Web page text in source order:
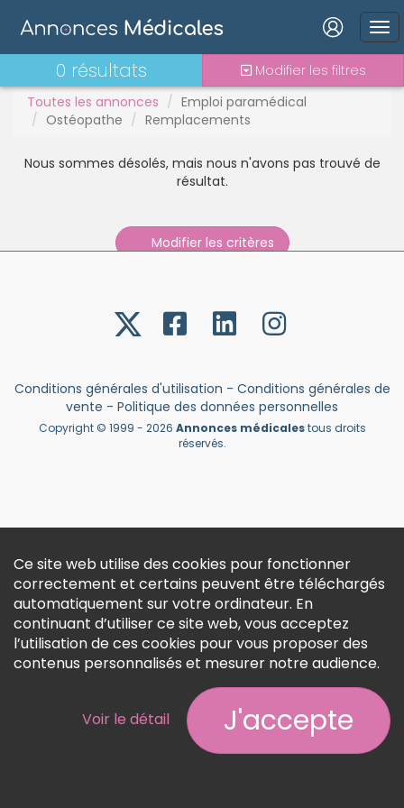
Connexion
Mot de passe oublié ?
Se connecter avec Google
Se connecter avec LinkedIn
Inscrivez-vous en un clic !
Créer un compte
Toutes les annonces
Emploi paramédical
Ostéopathe
Remplacements
0 résultats Modifier les filtres
Statut TNS
Vacations
Nous sommes désolés, mais nous n'avons pas trouvé de
résultat.
Modifier les critères
Conditions générales d'utilisation - Conditions générales de
vente - Politique des données personnelles
Copyright © 1999 - 2026 Annonces médicalestous droits
réservés.
Ce site web utilise des cookies pour fonctionner
correctement et certains peuvent être téléchargés
automatiquement sur votre ordinateur. En
continuant d’utiliser ce site web, vous acceptez
l’utilisation de ces cookies pour vous proposer des
contenus personnalisés et mesurer notre audience.
Voir le détail J'accepte